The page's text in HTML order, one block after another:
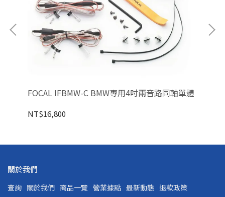
FOCAL IFBMW-C BMW專用4吋兩音路同軸單體
NT$16,800
關於我們
查詢 關於我們 商品一覽 營業據點 最新動態 退款政策